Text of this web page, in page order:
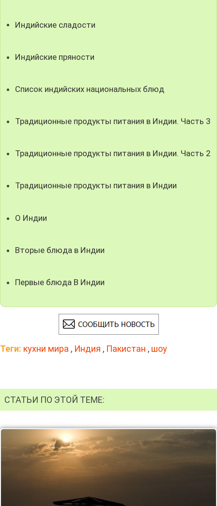
Индийские сладости
Индийские пряности
Список индийских национальных блюд
Традиционные продукты питания в Индии. Часть 3
Традиционные продукты питания в Индии. Часть 2
Традиционные продукты питания в Индии
О Индии
Вторые блюда в Индии
Первые блюда В Индии
Теги: кухни мира , Индия , Пакистан , шоу
СТАТЬИ ПО ЭТОЙ ТЕМЕ: